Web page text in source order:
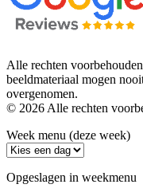
Alle rechten
beeldmateriaal mogen
overgenomen.
© 2026 Alle rechten
Week menu (deze week)
Opgeslagen in weekmenu